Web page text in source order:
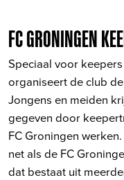
FC GRONINGEN
Speciaal voor
organiseert de club
Jongens en meiden
gegeven door
FC Groningen
net als de FC
dat bestaat uit